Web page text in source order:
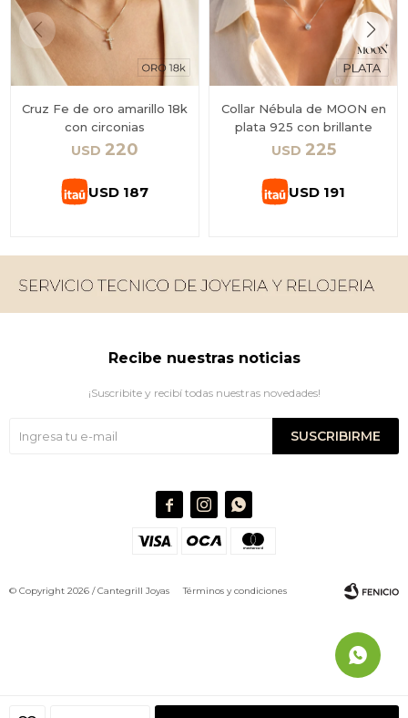
Cruz Fe de oro amarillo 18k
con circonias
USD 220
USD 187
Collar Nébula de MOON en
plata 925 con brillante
USD 225
USD 191
Recibe nuestras noticias
¡Suscribite y recibí todas nuestras novedades!
SUSCRIBIRME
  
© Copyright 2026 / Cantegrill JoyasTérminos y condiciones